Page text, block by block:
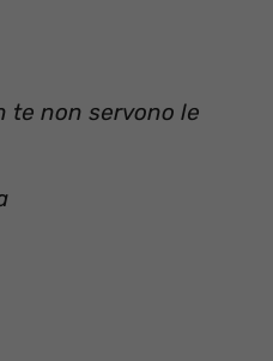
te non servono le